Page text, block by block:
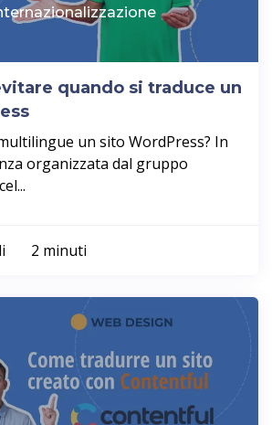
quando si traduce un
un sito WordPress? In
organizzata dal gruppo
2 minuti